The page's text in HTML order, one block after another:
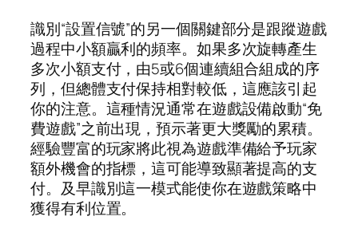
識別“設置信號”的另一個關鍵部分是跟蹤遊戲
過程中小額贏利的頻率。如果多次旋轉產生
多次小額支付，由5或6個連續組合組成的序
列，但總體支付保持相對較低，這應該引起
你的注意。這種情況通常在遊戲設備啟動“免
費遊戲”之前出現，預示著更大獎勵的累積。
經驗豐富的玩家將此視為遊戲準備給予玩家
額外機會的指標，這可能導致顯著提高的支
付。及早識別這一模式能使你在遊戲策略中
獲得有利位置。